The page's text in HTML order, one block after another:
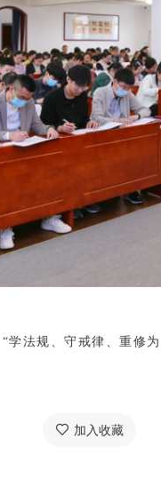
法规、守戒律、重修
加入收藏